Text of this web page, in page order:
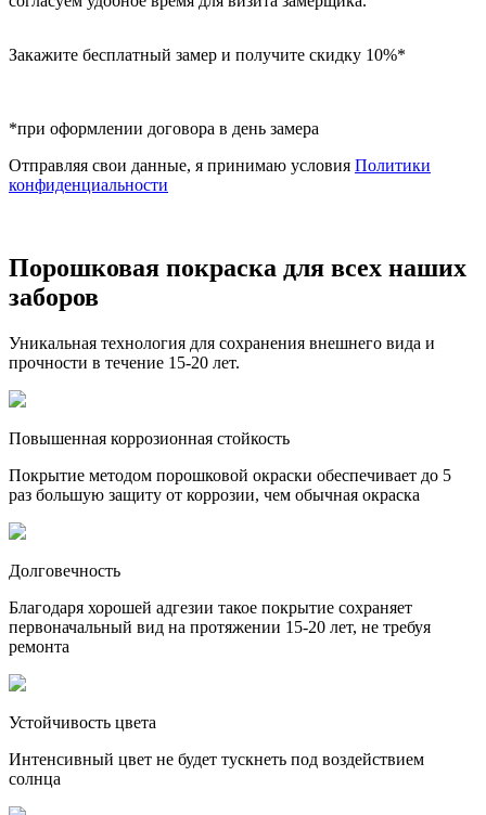
Закажите бесплатный замер и получите скидку 10%*
*при оформлении договора в день замера
Отправляя свои данные, я принимаю условия Политики
конфиденциальности
Порошковая покраска для всех наших
заборов
Уникальная технология для сохранения внешнего вида и
прочности в течение 15-20 лет.
Повышенная коррозионная стойкость
Покрытие методом порошковой окраски обеспечивает до 5
раз большую защиту от коррозии, чем обычная окраска
Долговечность
Благодаря хорошей адгезии такое покрытие сохраняет
первоначальный вид на протяжении 15-20 лет, не требуя
ремонта
Устойчивость цвета
Интенсивный цвет не будет тускнеть под воздействием
солнца